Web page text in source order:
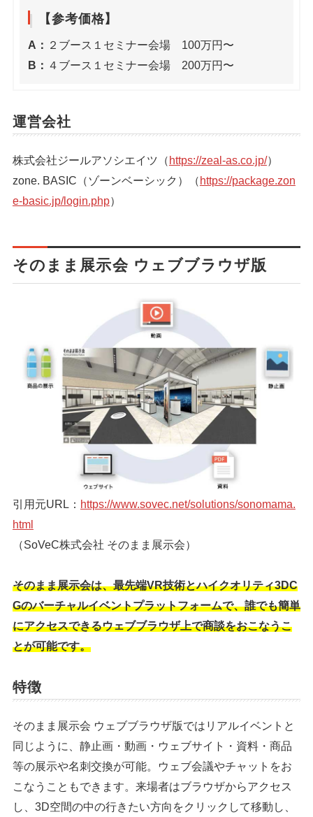
【参考価格】
A： ２ブース１セミナー会場 100万円〜
B： ４ブース１セミナー会場 200万円〜
運営会社
株式会社ジールアソシエイツ（ https://zeal-as.co.jp/）
zone. BASIC（ゾーンベーシック）（ https://package.zon
e-basic.jp/login.php）
そのまま展示会 ウェブブラウザ版
引用元URL： https://www.sovec.net/solutions/sonomama.
html
（SoVeC株式会社 そのまま展示会）
そのまま展示会は、最先端VR技術とハイクオリティ3DC
Gのバーチャルイベントプラットフォームで、誰でも簡単
にアクセスできるウェブブラウザ上で商談をおこなうこ
とが可能です。
特徴
そのまま展示会 ウェブブラウザ版ではリアルイベントと
同じように、静止画・動画・ウェブサイト・資料・商品
等の展示や名刺交換が可能。ウェブ会議やチャットをお
こなうこともできます。来場者はブラウザからアクセス
し、3D空間の中の行きたい方向をクリックして移動し、